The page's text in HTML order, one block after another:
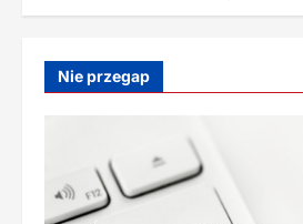
o
molami
Nie przegap